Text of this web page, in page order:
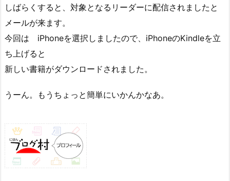
しばらくすると、対象となるリーダーに配信されましたと
メールが来ます。
今回は iPhoneを選択しましたので、iPhoneのKindleを立
ち上げると
新しい書籍がダウンロードされました。
うーん。もうちょっと簡単にいかんかなあ。